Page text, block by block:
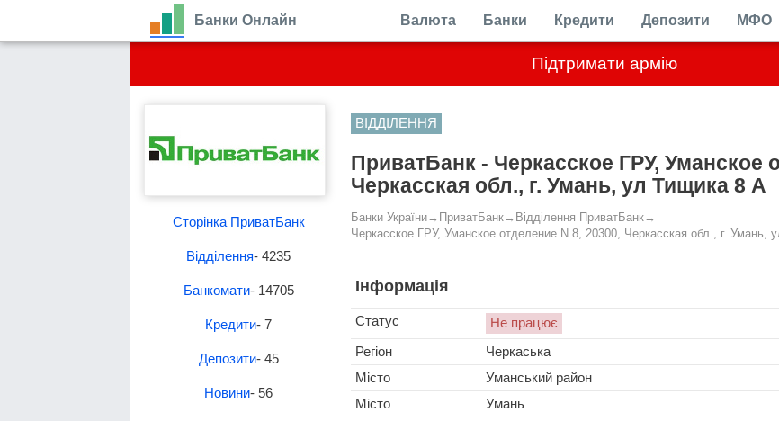
Підтримати армію
Банки Онлайн Валюта Банки Кредити Депозити МФО
Сторінка ПриватБанк
Відділення- 4235
Банкомати- 14705
Кредити- 7
Депозити- 45
Новини- 56
ВІДДІЛЕННЯ
ПриватБанк - Черкасское ГРУ, Уманское
Черкасская обл., г. Умань, ул Тищика 8 А
Банки України→ ПриватБанк→ Відділення ПриватБанк→
Черкасское ГРУ, Уманское отделение N 8, 20300, Черкасская обл., г. Умань,
Інформація
Статус
Не працює
Регіон
Черкаська
Місто
Уманський район
Місто
Умань